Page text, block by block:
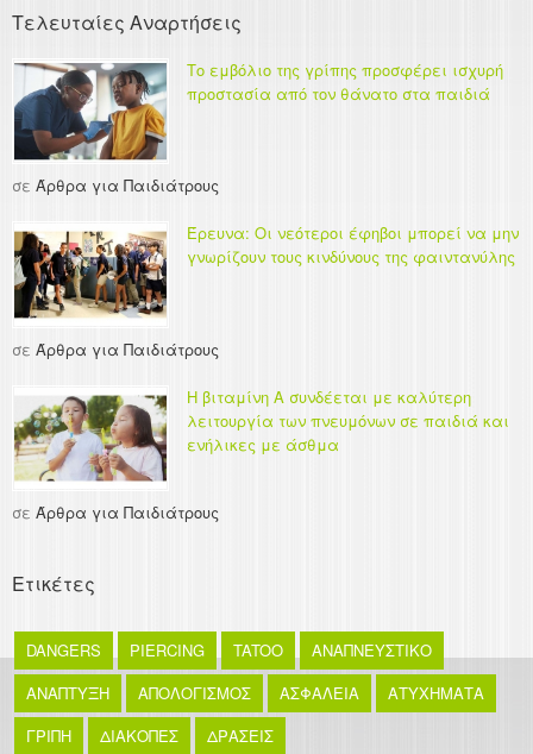
Τελευταίες Αναρτήσεις
Το εμβόλιο της γρίπης προσφέρει ισχυρή
προστασία από τον θάνατο στα παιδιά
σε Άρθρα για Παιδιάτρους
Έρευνα: Οι νεότεροι έφηβοι μπορεί να μην
γνωρίζουν τους κινδύνους της φαιντανύλης
σε Άρθρα για Παιδιάτρους
Η βιταμίνη Α συνδέεται με καλύτερη
λειτουργία των πνευμόνων σε παιδιά και
ενήλικες με άσθμα
σε Άρθρα για Παιδιάτρους
Ετικέτες
DANGERS PIERCING TATOO
ΑΝΑΠΝΕΥΣΤΙΚΟ
ΑΝΑΠΤΥΞΗ
ΑΠΟΛΟΓΙΣΜΟΣ ΑΣΦΑΛΕΙΑ
ΑΤΥΧΗΜΑΤΑ
ΓΡΙΠΗ
ΔΙΑΚΟΠΕΣ ΔΡΑΣΕΙΣ